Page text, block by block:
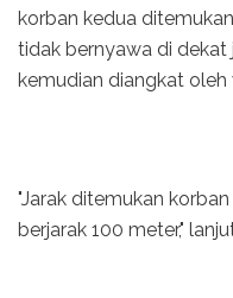
korban kedua
tidak bernyawa di
kemudian diangkat oleh
"Jarak ditemukan
berjarak 100 meter,"